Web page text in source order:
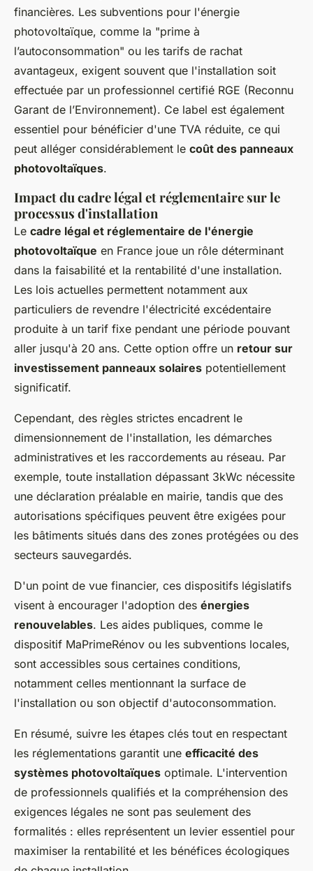
financières. Les subventions pour l'énergie
photovoltaïque, comme la "prime à
l’autoconsommation" ou les tarifs de rachat
avantageux, exigent souvent que l'installation soit
effectuée par un professionnel certifié RGE (Reconnu
Garant de l’Environnement). Ce label est également
essentiel pour bénéficier d'une TVA réduite, ce qui
peut alléger considérablement le coût des panneaux
photovoltaïques.
Impact du cadre légal et réglementaire sur le
processus d'installation
Le cadre légal et réglementaire de l'énergie
photovoltaïque en France joue un rôle déterminant
dans la faisabilité et la rentabilité d'une installation.
Les lois actuelles permettent notamment aux
particuliers de revendre l'électricité excédentaire
produite à un tarif fixe pendant une période pouvant
aller jusqu'à 20 ans. Cette option offre un retour sur
investissement panneaux solaires potentiellement
significatif.
Cependant, des règles strictes encadrent le
dimensionnement de l'installation, les démarches
administratives et les raccordements au réseau. Par
exemple, toute installation dépassant 3kWc nécessite
une déclaration préalable en mairie, tandis que des
autorisations spécifiques peuvent être exigées pour
les bâtiments situés dans des zones protégées ou des
secteurs sauvegardés.
D'un point de vue financier, ces dispositifs législatifs
visent à encourager l'adoption des énergies
renouvelables. Les aides publiques, comme le
dispositif MaPrimeRénov ou les subventions locales,
sont accessibles sous certaines conditions,
notamment celles mentionnant la surface de
l'installation ou son objectif d'autoconsommation.
En résumé, suivre les étapes clés tout en respectant
les réglementations garantit une efficacité des
systèmes photovoltaïques optimale. L'intervention
de professionnels qualifiés et la compréhension des
exigences légales ne sont pas seulement des
formalités : elles représentent un levier essentiel pour
maximiser la rentabilité et les bénéfices écologiques